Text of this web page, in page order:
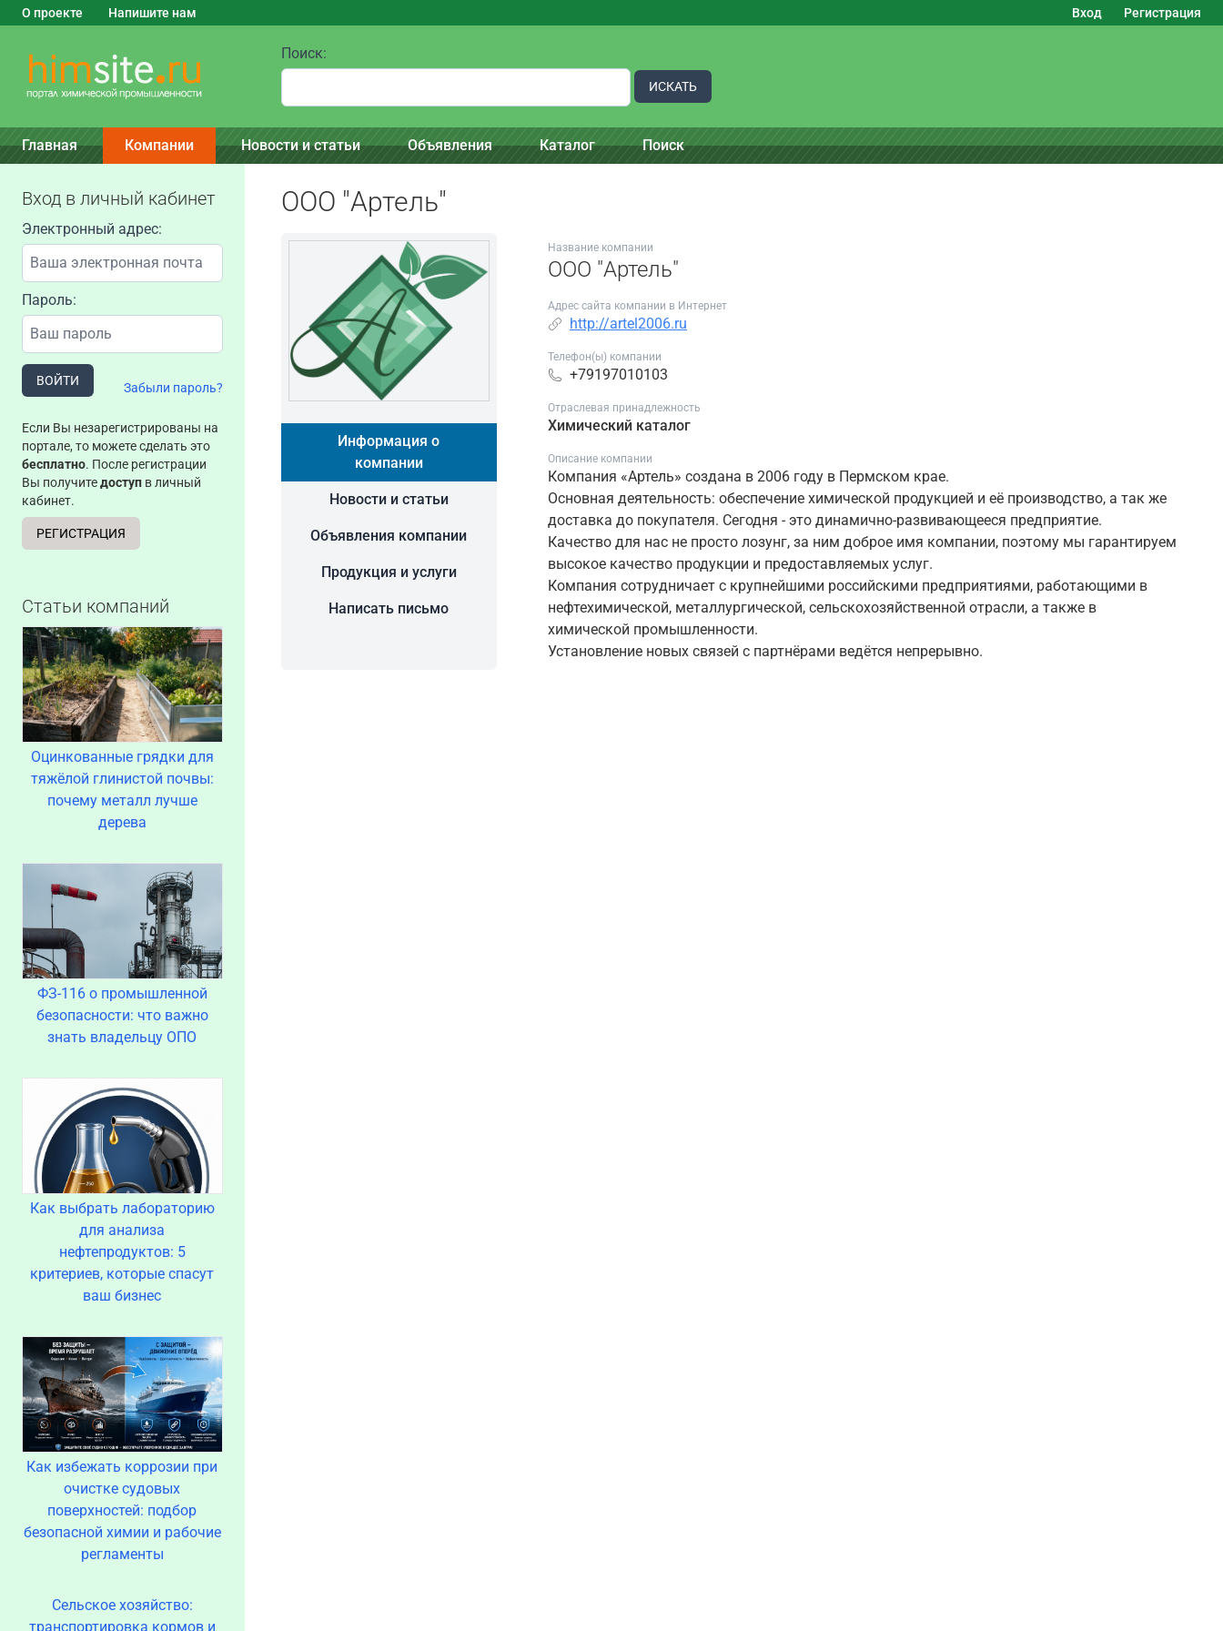
О проекте Напишите нам Вход Регистрация
Поиск:
ИСКАТЬ
Главная Компании Новости и статьи Объявления Каталог Поиск
Вход в личный кабинет
Электронный адрес:
Пароль:
ВОЙТИ Забыли пароль?
Если Вы незарегистрированы на
портале, то можете сделать это
бесплатно. После регистрации
Вы получитедоступ в личный
кабинет.
РЕГИСТРАЦИЯ
Статьи компаний
Оцинкованные грядки для
тяжёлой глинистой почвы:
почему металл лучше
дерева
ФЗ-116 о промышленной
безопасности: что важно
знать владельцу ОПО
Как выбрать лабораторию
для анализа
нефтепродуктов: 5
критериев, которые спасут
ваш бизнес
Как избежать коррозии при
очистке судовых
поверхностей: подбор
безопасной химии и рабочие
регламенты
Сельское хозяйство:
транспортировка кормов и
ООО "Артель"
Информация о
компании
Новости и статьи
Объявления компании
Продукция и услуги
Написать письмо
Название компании
ООО "Артель"
Адрес сайта компании в Интернет
http://artel2006.ru
Телефон(ы) компании
+79197010103
Отраслевая принадлежность
Химический каталог
Описание компании
Компания «Артель» создана в 2006 году в Пермском крае.
Основная деятельность: обеспечение химической продукцией и её производство, а так же
доставка до покупателя. Сегодня - это динамично-развивающееся предприятие.
Качество для нас не просто лозунг, за ним доброе имя компании, поэтому мы гарантируем
высокое качество продукции и предоставляемых услуг.
Компания сотрудничает с крупнейшими российскими предприятиями, работающими в
нефтехимической, металлургической, сельскохозяйственной отрасли, а также в
химической промышленности.
Установление новых связей с партнёрами ведётся непрерывно.